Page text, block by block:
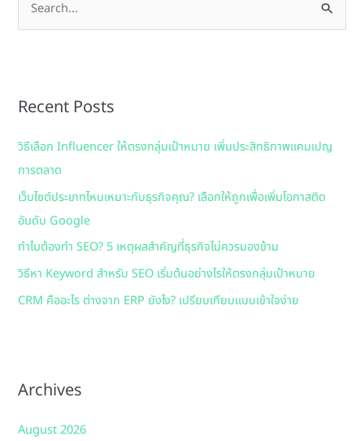
e
c
f
o
r
:
Recent Posts
วิธีเลือก Influencer ให้ตรงกลุ่มเป้าหมาย เพิ่มประสิทธิภาพแคมเปญ
การตลาด
เว็บไซต์ประเภทไหนเหมาะกับธุรกิจคุณ? เลือกให้ถูกเพื่อเพิ่มโอกาสติด
อันดับ Google
ทำไมต้องทำ SEO? 5 เหตุผลสำคัญที่ธุรกิจไม่ควรมองข้าม
วิธีหา Keyword สำหรับ SEO เริ่มต้นอย่างไรให้ตรงกลุ่มเป้าหมาย
CRM คืออะไร ต่างจาก ERP ยังไง? เปรียบเทียบแบบเข้าใจง่าย
Archives
August 2026